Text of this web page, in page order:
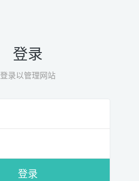
登录
登录以管理网站
登录